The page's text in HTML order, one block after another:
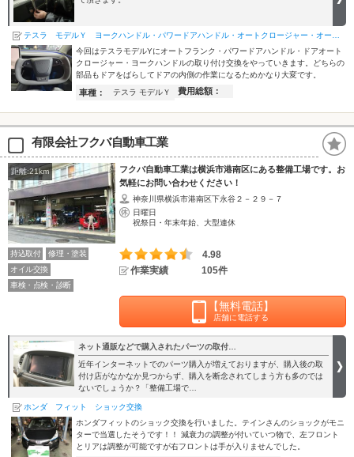
今回はテスラモデルYにオートフランク・パワードアハンドル・ドアオート
クロージャー・ヨークハンドルの取り付け交換をやっていきます。どちらの
部品もドアをばらしてドアの内側の作業になるためかなり大変です。
車種： テスラ モデルＹ 費用総額：
有限会社フクバ自動車工業
距離:21km
フクバ自動車工業は横浜市港南区にある整備工場です。お
気軽にお問い合わせください！
神奈川県横浜市港南区下永谷２－２９－７
日曜日
祝祭日・年末年始、大型連休
持込取付
修理・塗装
オイル交換
車検・点検・診断
4.98
作業実績
105件
【無料電話】
店舗に電話する
ネット通販などで購入されたパーツの取付…
近年インターネットでのパーツ購入が増えておりますが、購入後の取
付け店がなかなか見つからず、購入を断念されてしまう方も多のでは
ないでしょうか？「整備工場で…
ホンダ フィット ショック交換
ホンダフィットのショック交換を行いました。テインさんのショックがモニ
ターで当選したそうです！！ 減衰力の調整が付いていつ物で、左フロント
とリアは調整が可能ですが右フロントは手が入りませんでした。